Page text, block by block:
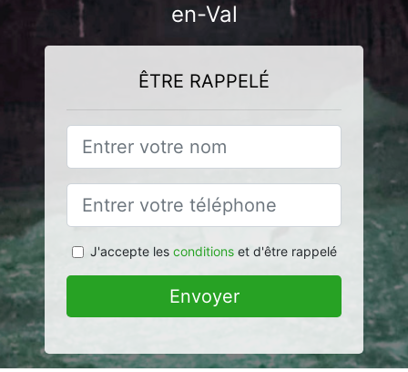
en-Val
ÊTRE RAPPELÉ
J'accepte les conditionset d'être rappelé
Envoyer